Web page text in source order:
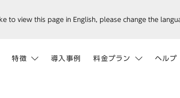
特徴 導入事例 料金プラン ヘルプ
to view this page in English, please change the